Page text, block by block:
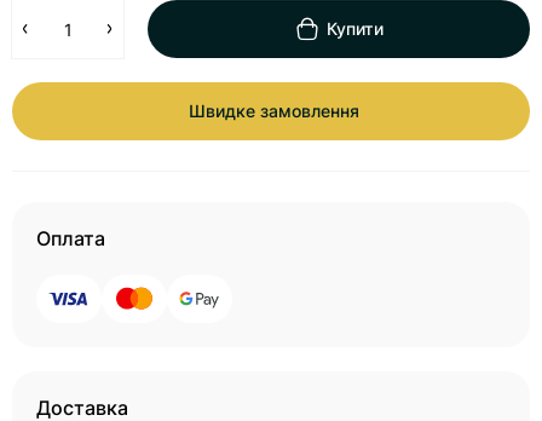
Купити
Швидке замовлення
Оплата
Доставка